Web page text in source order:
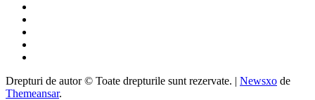
Drepturi de autor © Toate drepturile sunt rezervate. | Newsxo de
Themeansar.